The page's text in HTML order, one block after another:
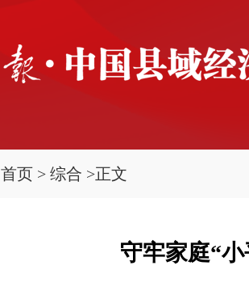
首页 > 综合 >正文
守牢家庭“